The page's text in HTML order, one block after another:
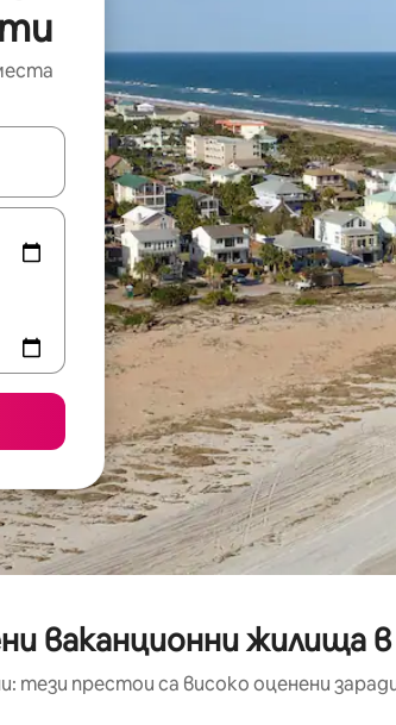
клавишите със стрелки нагоре и
ваканционни жилища
тези престои са високо оценени